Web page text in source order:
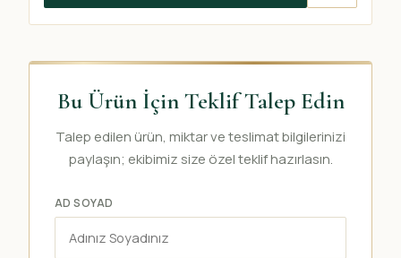
Bu Ürün İçin Teklif Talep Edin
Talep edilen ürün, miktar ve teslimat bilgilerinizi
paylaşın; ekibimiz size özel teklif hazırlasın.
AD SOYAD